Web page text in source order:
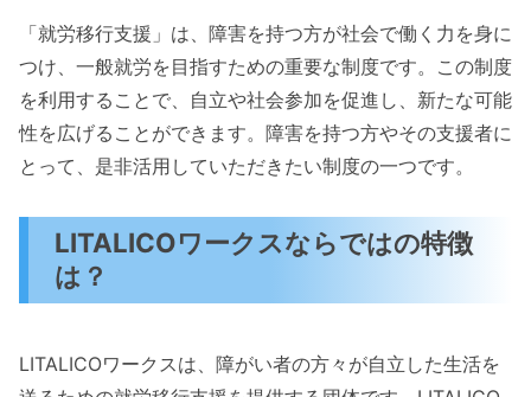
「就労移行支援」は、障害を持つ方が社会で働く力を身に
つけ、一般就労を目指すための重要な制度です。この制度
を利用することで、自立や社会参加を促進し、新たな可能
性を広げることができます。障害を持つ方やその支援者に
とって、是非活用していただきたい制度の一つです。
LITALICOワークスならではの特徴
は？
LITALICOワークスは、障がい者の方々が自立した生活を